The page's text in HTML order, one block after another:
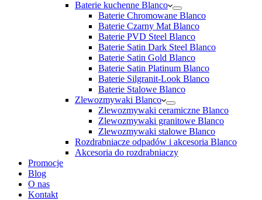
Baterie kuchenne Blanco
Baterie Chromowane Blanco
Baterie Czarny Mat Blanco
Baterie PVD Steel Blanco
Baterie Satin Dark Steel Blanco
Baterie Satin Gold Blanco
Baterie Satin Platinum Blanco
Baterie Silgranit-Look Blanco
Baterie Stalowe Blanco
Zlewozmywaki Blanco
Zlewozmywaki ceramiczne Blanco
Zlewozmywaki granitowe Blanco
Zlewozmywaki stalowe Blanco
Rozdrabniacze odpadów i akcesoria Blanco
Akcesoria do rozdrabniaczy
Promocje
Blog
O nas
Kontakt